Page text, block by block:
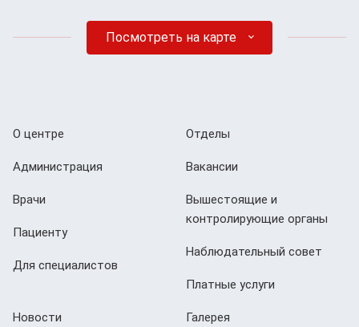
Посмотреть на карте
О центре
Администрация
Врачи
Пациенту
Для специалистов
Отделы
Вакансии
Вышестоящие и
контролирующие органы
Наблюдательный совет
Платные услуги
Новости Галерея